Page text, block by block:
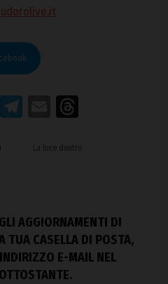
WhatsApp
Telegram
Email
La luce dentro
AGGIORNAMENTI DI
TUA CASELLA DI POSTA,
E-MAIL NEL